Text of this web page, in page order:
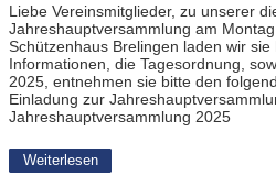
Liebe Vereinsmitglieder, zu unserer
Jahreshauptversammlung am
Schützenhaus Brelingen laden wir
Informationen, die Tagesordnung,
2025, entnehmen sie bitte den
Einladung zur
Jahreshauptversammlung 2025
Weiterlesen